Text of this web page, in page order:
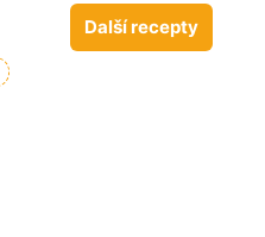
Další recepty